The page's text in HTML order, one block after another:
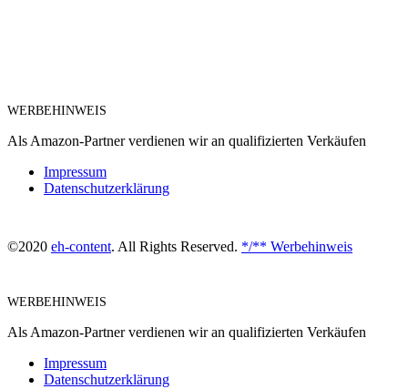
WERBEHINWEIS
Als Amazon-Partner verdienen wir an qualifizierten Verkäufen
Impressum
Datenschutzerklärung
©2020 eh-content. All Rights Reserved. */** Werbehinweis
WERBEHINWEIS
Als Amazon-Partner verdienen wir an qualifizierten Verkäufen
Impressum
Datenschutzerklärung